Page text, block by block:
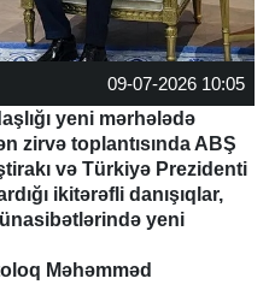
09-07-2026 10:05
yeni mərhələdə
zirvə toplantısında ABŞ
və Türkiyə Prezidenti
ikitərəfli danışıqlar,
yeni
Məhəmməd